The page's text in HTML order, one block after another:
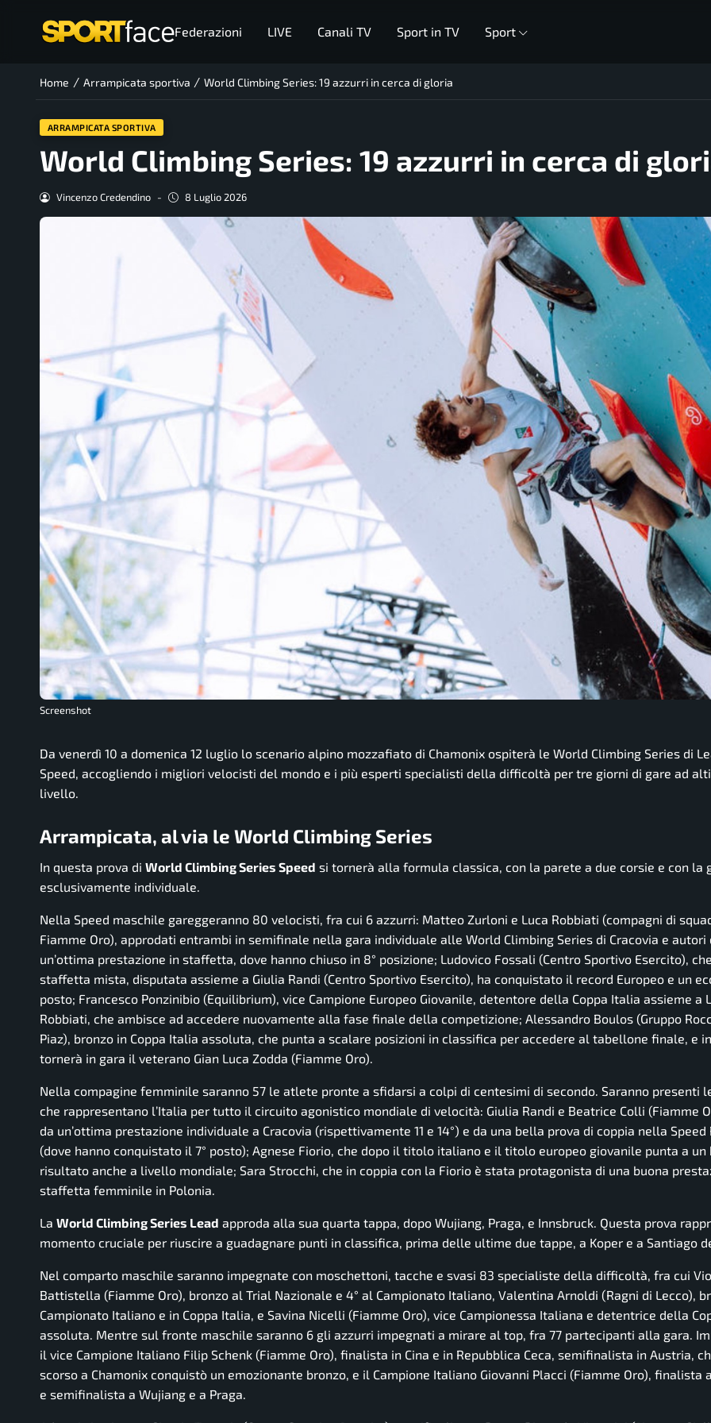
Federazioni LIVE Canali TV Sport in TV Sport
Home / Arrampicata sportiva / World Climbing Series: 19 azzurri in cerca di gloria
ARRAMPICATA SPORTIVA
World Climbing Series: 19 azzurri in cerca di
Vincenzo Credendino - 8 Luglio 2026
Screenshot
Da venerdì 10 a domenica 12 luglio lo scenario alpino mozzafiato di Chamonix ospiterà le World Climbing Series di
Speed, accogliendo i migliori velocisti del mondo e i più esperti specialisti della difficoltà per tre giorni di gare ad
livello.
Arrampicata, al via le World Climbing Series
In questa prova di World Climbing Series Speed si tornerà alla formula classica, con la parete a due corsie e con la
esclusivamente individuale.
Nella Speed maschile gareggeranno 80 velocisti, fra cui 6 azzurri: Matteo Zurloni e Luca Robbiati (compagni di
Fiamme Oro), approdati entrambi in semifinale nella gara individuale alle World Climbing Series di Cracovia e autori
un’ottima prestazione in staffetta, dove hanno chiuso in 8° posizione; Ludovico Fossali (Centro Sportivo Esercito),
staffetta mista, disputata assieme a Giulia Randi (Centro Sportivo Esercito), ha conquistato il record Europeo e un
posto; Francesco Ponzinibio (Equilibrium), vice Campione Europeo Giovanile, detentore della Coppa Italia assieme a
Robbiati, che ambisce ad accedere nuovamente alla fase finale della competizione; Alessandro Boulos (Gruppo
Piaz), bronzo in Coppa Italia assoluta, che punta a scalare posizioni in classifica per accedere al tabellone finale, e
tornerà in gara il veterano Gian Luca Zodda (Fiamme Oro).
Nella compagine femminile saranno 57 le atlete pronte a sfidarsi a colpi di centesimi di secondo. Saranno presenti
che rappresentano l’Italia per tutto il circuito agonistico mondiale di velocità: Giulia Randi e Beatrice Colli (Fiamme
da un’ottima prestazione individuale a Cracovia (rispettivamente 11 e 14°) e da una bella prova di coppia nella Speed
(dove hanno conquistato il 7° posto); Agnese Fiorio, che dopo il titolo italiano e il titolo europeo giovanile punta a un
risultato anche a livello mondiale; Sara Strocchi, che in coppia con la Fiorio è stata protagonista di una buona
staffetta femminile in Polonia.
La World Climbing Series Lead approda alla sua quarta tappa, dopo Wujiang, Praga, e Innsbruck. Questa prova
momento cruciale per riuscire a guadagnare punti in classifica, prima delle ultime due tappe, a Koper e a Santiago
Nel comparto maschile saranno impegnate con moschettoni, tacche e svasi 83 specialiste della difficoltà, fra cui
Battistella (Fiamme Oro), bronzo al Trial Nazionale e 4° al Campionato Italiano, Valentina Arnoldi (Ragni di Lecco),
Campionato Italiano e in Coppa Italia, e Savina Nicelli (Fiamme Oro), vice Campionessa Italiana e detentrice della
assoluta. Mentre sul fronte maschile saranno 6 gli azzurri impegnati a mirare al top, fra 77 partecipanti alla gara.
il vice Campione Italiano Filip Schenk (Fiamme Oro), finalista in Cina e in Repubblica Ceca, semifinalista in Austria,
scorso a Chamonix conquistò un emozionante bronzo, e il Campione Italiano Giovanni Placci (Fiamme Oro), finalista
e semifinalista a Wujiang e a Praga.